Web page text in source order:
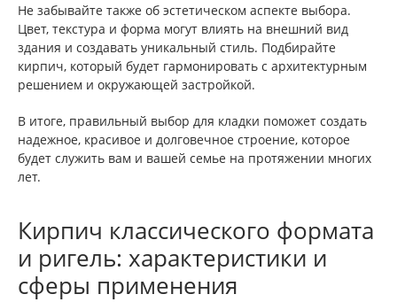
Не забывайте также об эстетическом аспекте выбора.
Цвет, текстура и форма могут влиять на внешний вид
здания и создавать уникальный стиль. Подбирайте
кирпич, который будет гармонировать с архитектурным
решением и окружающей застройкой.
В итоге, правильный выбор для кладки поможет создать
надежное, красивое и долговечное строение, которое
будет служить вам и вашей семье на протяжении многих
лет.
Кирпич классического формата
и ригель: характеристики и
сферы применения